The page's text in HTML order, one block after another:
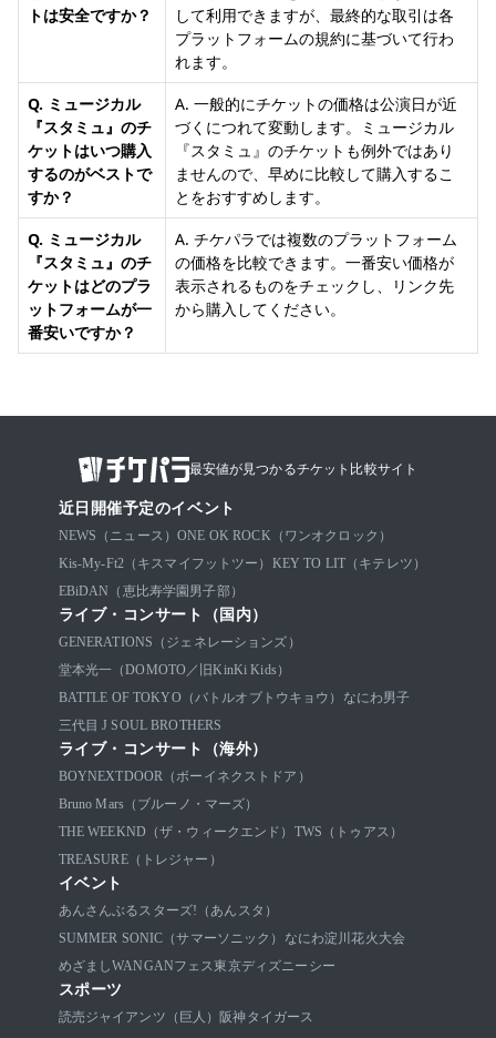
トは安全ですか？
して利用できますが、最終的な取引は各
プラットフォームの規約に基づいて行わ
れます。
Q. ミュージカル
『スタミュ』のチ
ケットはいつ購入
するのがベストで
すか？
A. 一般的にチケットの価格は公演日が近
づくにつれて変動します。ミュージカル
『スタミュ』のチケットも例外ではあり
ませんので、早めに比較して購入するこ
とをおすすめします。
Q. ミュージカル
『スタミュ』のチ
ケットはどのプラ
ットフォームが一
番安いですか？
A. チケパラでは複数のプラットフォーム
の価格を比較できます。一番安い価格が
表示されるものをチェックし、リンク先
から購入してください。
最安値が見つかるチケット比較サイト
近日開催予定のイベント
NEWS（ニュース） ONE OK ROCK（ワンオクロック）
Kis-My-Ft2（キスマイフットツー） KEY TO LIT（キテレツ）
EBiDAN（恵比寿学園男子部）
ライブ・コンサート（国内）
GENERATIONS（ジェネレーションズ）
堂本光一（DOMOTO／旧KinKi Kids）
BATTLE OF TOKYO（バトルオブトウキョウ）
なにわ男子
三代目 J SOUL BROTHERS
ライブ・コンサート（海外）
BOYNEXTDOOR（ボーイネクストドア）
Bruno Mars（ブルーノ・マーズ）
THE WEEKND（ザ・ウィークエンド） TWS（トゥアス）
TREASURE（トレジャー）
イベント
あんさんぶるスターズ!（あんスタ）
SUMMER SONIC（サマーソニック） なにわ淀川花火大会
めざましWANGANフェス東京ディズニーシー
スポーツ
読売ジャイアンツ（巨人）
阪神タイガース